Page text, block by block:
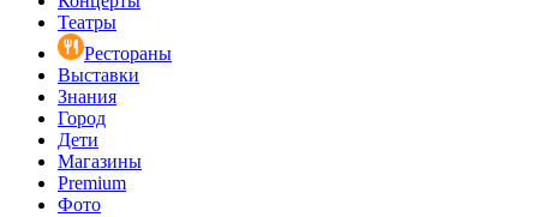
Театры
Рестораны
Выставки
Знания
Город
Дети
Магазины
Premium
Фото